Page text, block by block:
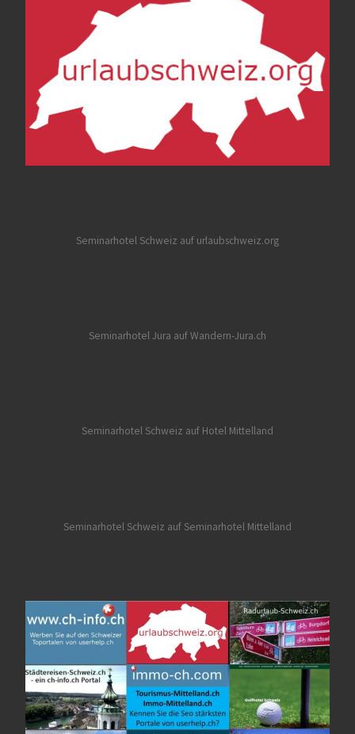
Seminarhotel Schweiz auf urlaubschweiz.org
Seminarhotel Jura auf Wandern-Jura.ch
Seminarhotel Schweiz auf Hotel Mittelland
Seminarhotel Schweiz auf Seminarhotel Mittelland